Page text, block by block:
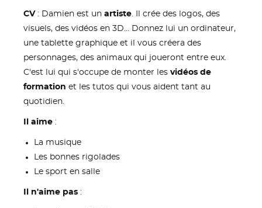
CV : Damien est un artiste. Il crée des logos, des
visuels, des vidéos en 3D... Donnez lui un ordinateur,
une tablette graphique et il vous créera des
personnages, des animaux qui joueront entre eux.
C'est lui qui s'occupe de monter les vidéos de
formation et les tutos qui vous aident tant au
quotidien.
Il aime :
La musique
Les bonnes rigolades
Le sport en salle
Il n'aime pas :